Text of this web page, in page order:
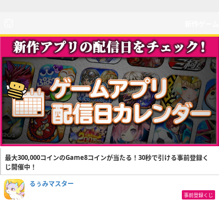
最大300,000コインのGame8コインが当たる！30秒で引ける事前登録く
じ開催中！
るぅみマスター
事前登録くじ